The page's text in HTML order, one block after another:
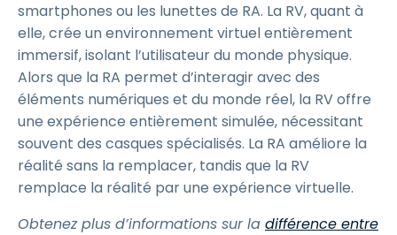
smartphones ou les lunettes de RA. La RV, quant à
elle, crée un environnement virtuel entièrement
immersif, isolant l’utilisateur du monde physique.
Alors que la RA permet d’interagir avec des
éléments numériques et du monde réel, la RV offre
une expérience entièrement simulée, nécessitant
souvent des casques spécialisés. La RA améliore la
réalité sans la remplacer, tandis que la RV
remplace la réalité par une expérience virtuelle.
Obtenez plus d’informations sur la différence entre